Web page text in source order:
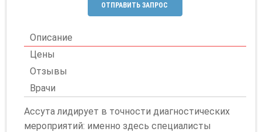
ОТПРАВИТЬ ЗАПРОС
Описание
Цены
Отзывы
Врачи
Ассута лидирует в точности диагностических
мероприятий: именно здесь специалисты